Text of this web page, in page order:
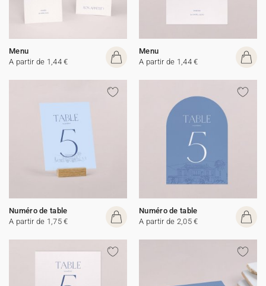
Menu
A partir de 1,44 €
Menu
A partir de 1,44 €
Numéro de table
A partir de 1,75 €
Numéro de table
A partir de 2,05 €